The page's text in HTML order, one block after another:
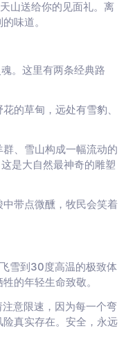
山送给你的见面礼。离
味道。
。这里有两条经典路
的草甸，远处有雪豹、
、雪山构成一幅流动的
是大自然最神奇的雕塑
带点微醺，牧民会笑着
雪到30度高温的极致体
的年轻生命致敬。
意限速，因为每一个弯
真实存在。安全，永远